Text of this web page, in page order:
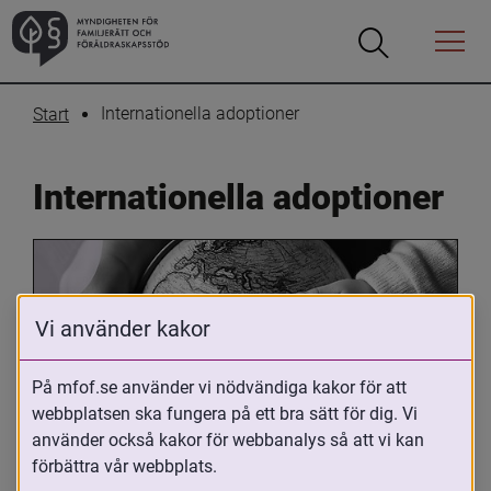
Öppna
Öppna
Menyn
Start Internationella adoptioner
Internationella adoptioner
Oavsett om du är adopterad,
adoptivförälder eller arbetar med
Vi använder kakor
På mfof.se använder vi nödvändiga kakor för att
webbplatsen ska fungera på ett bra sätt för dig. Vi
använder också kakor för webbanalys så att vi kan
förbättra vår webbplats.